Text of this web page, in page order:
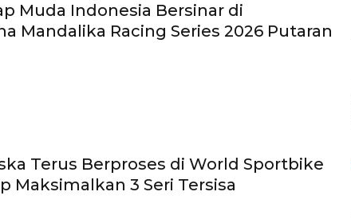
Muda Indonesia Bersinar di
Mandalika Racing Series 2026 Putaran
Terus Berproses di World Sportbike
Maksimalkan 3 Seri Tersisa